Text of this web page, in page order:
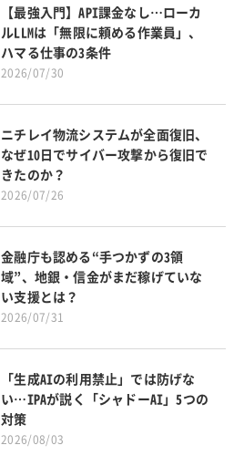
【最強入門】API課金なし…ローカ
ルLLMは「無限に頼める作業員」、
ハマる仕事の3条件
2026/07/30
ニチレイ物流システムが全面復旧、
なぜ10日でサイバー攻撃から復旧で
きたのか？
2026/07/26
金融庁も認める“手つかずの3領
域”、地銀・信金がまだ稼げていな
い支援とは？
2026/07/31
「生成AIの利用禁止」では防げな
い…IPAが説く「シャドーAI」5つの
対策
2026/08/03